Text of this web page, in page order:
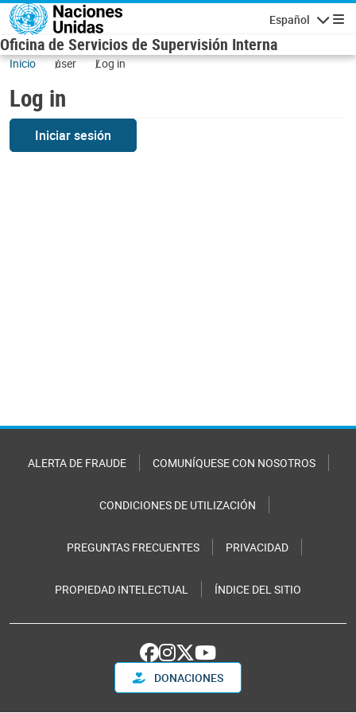
Skip to main content
Español
Oficina de Servicios de Supervisión Interna
Inicio user Log in
Log in
Iniciar sesión
ALERTA DE FRAUDE COMUNÍQUESE CON NOSOTROS
CONDICIONES DE UTILIZACIÓN
PREGUNTAS FRECUENTES PRIVACIDAD
PROPIEDAD INTELECTUAL ÍNDICE DEL SITIO
DONACIONES